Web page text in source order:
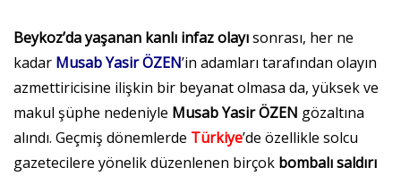
Beykoz’da yaşanan kanlı infaz olayısonrası, her ne
kadar Musab Yasir ÖZEN’in adamları tarafından olayın
azmettiricisine ilişkin bir beyanat olmasa da, yüksek ve
makul şüphe nedeniyle Musab Yasir ÖZEN gözaltına
alındı. Geçmiş dönemlerde Türkiye’de özellikle solcu
gazetecilere yönelik düzenlenen birçok bombalı saldırı